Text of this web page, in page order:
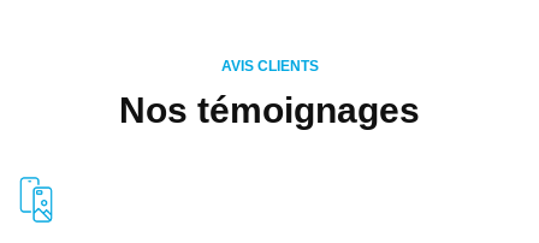
AVIS CLIENTS
Nos témoignages